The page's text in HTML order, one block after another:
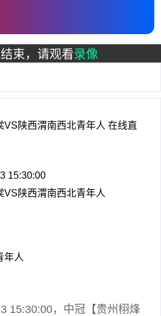
束，请观看录像
VS陕西渭南西北青年人 在线直
15:30:00
VS陕西渭南西北青年人
年人
15:30:00， 中冠 【贵州栩烽